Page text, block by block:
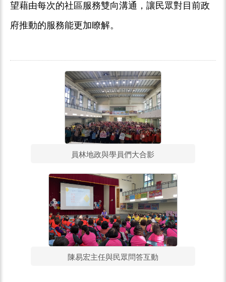
望藉由每次的社區服務雙向溝通，讓民眾對目前政
府推動的服務能更加瞭解。
員林地政與學員們大合影
陳易宏主任與民眾問答互動